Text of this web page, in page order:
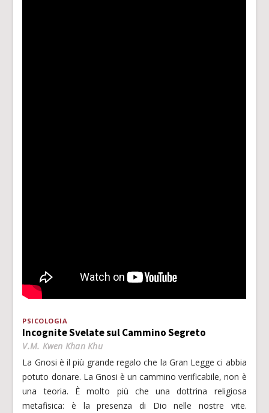
PSICOLOGIA
Incognite Svelate sul Cammino Segreto
V.M. Kwen Khan Khu
La Gnosi è il più grande regalo che la Gran Legge ci abbia
potuto donare. La Gnosi è un cammino verificabile, non è
una teoria. È molto più che una dottrina religiosa
metafisica: è la presenza di Dio nelle nostre vite.